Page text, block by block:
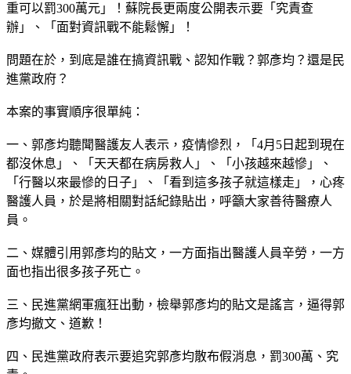
重可以罰300萬元」！蘇院長更兩度公開表示要「究責查
辦」、「面對資訊戰不能鬆懈」！
問題在於，到底是誰在搞資訊戰、認知作戰？郭彥均？還是民
進黨政府？
本案的事實順序很單純：
一、郭彥均聽聞醫護友人表示，疫情慘烈，「4月5日起到現在
都沒休息」、「天天都在病房救人」、「小孩越來越慘」、
「行醫以來最慘的日子」、「看到這多孩子就這樣走」，心疼
醫護人員，於是將相關對話紀錄貼出，呼籲大家善待醫療人
員。
二、媒體引用郭彥均的貼文，一方面指出醫護人員辛勞，一方
面也指出很多孩子死亡。
三、民進黨網軍瘋狂出動，檢舉郭彥均的貼文是謠言，逼得郭
彥均撤文、道歉！
四、民進黨政府表示要追究郭彥均散布假消息，罰300萬、究